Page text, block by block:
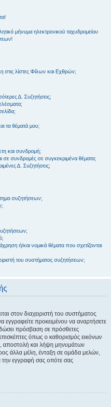
μήνυμα ηλεκτρονικού ταχυδρομείου
λίστες Φίλων και Εχθρών;
Δ. Συζητήσεις;
τα θέματά μου;
και συνδρομή;
σε συνδρομές σε συγκεκριμένα θέματα;
Δ. Συζητήσεις;
συζητήσεων;
ή/και νομικά θέματα που σχετίζονται
του συστήματος συζητήσεων;
στον διαχειριστή του συστήματος
προκειμένου να αναρτήσετε
πρόσβαση σε πρόσθετες
όπως ο καθορισμός εικόνων
και λήψη μηνυμάτων
άλλα μέλη, ένταξη σε ομάδα μελών,
την εγγραφή σας οπότε σας